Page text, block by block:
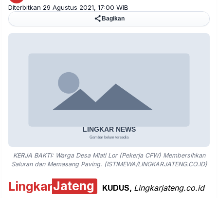
Diterbitkan 29 Agustus 2021, 17:00 WIB
Bagikan
KERJA BAKTI: Warga Desa Mlati Lor (Pekerja CFW) Membersihkan
Saluran dan Memasang Paving. (ISTIMEWA/LINGKARJATENG.CO.ID)
LingkarJateng KUDUS, Lingkarjateng.co.id